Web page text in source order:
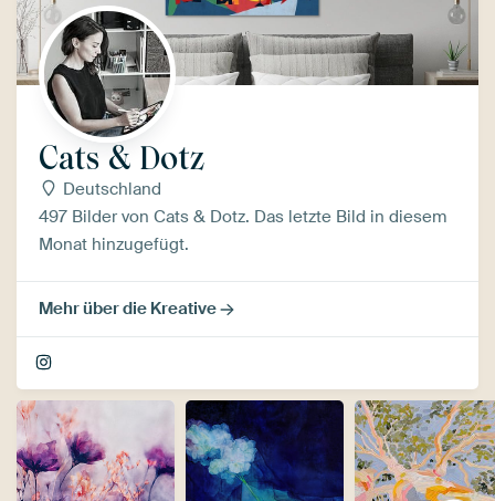
Cats & Dotz
Deutschland
497 Bilder von Cats & Dotz. Das letzte Bild in diesem
Monat hinzugefügt.
Mehr über die Kreative